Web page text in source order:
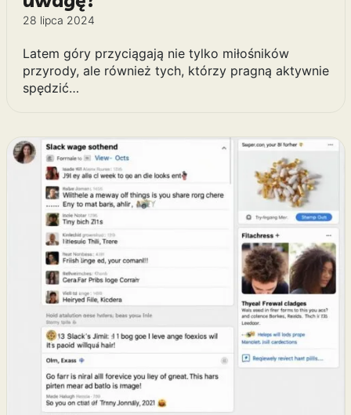
28 lipca 2024
Latem góry przyciągają nie tylko miłośników
przyrody, ale również tych, którzy pragną aktywnie
spędzić…